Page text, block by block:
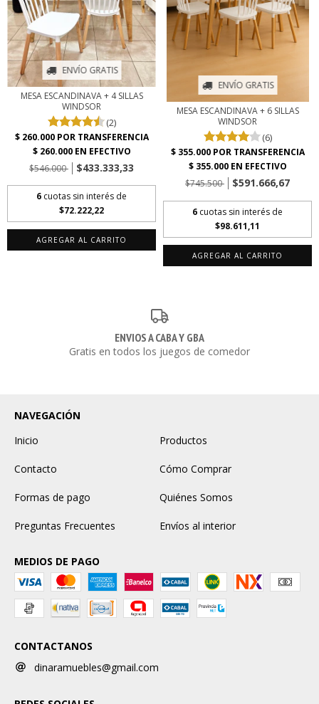
ENVÍO GRATIS
MESA ESCANDINAVA + 4 SILLAS
WINDSOR
(2)
$546.000 $433.333,33
6 cuotas sin interés de
$72.222,22
AGREGAR AL CARRITO
ENVÍO GRATIS
MESA ESCANDINAVA + 6 SILLAS
WINDSOR
(6)
$745.500 $591.666,67
6 cuotas sin interés de
$98.611,11
AGREGAR AL CARRITO
ENVIOS A CABA Y GBA
Gratis en todos los juegos de comedor
NAVEGACIÓN
Inicio
Productos
Contacto Cómo Comprar
Formas de pago Quiénes Somos
Preguntas Frecuentes Envíos al interior
MEDIOS DE PAGO
CONTACTANOS
dinaramuebles@gmail.com